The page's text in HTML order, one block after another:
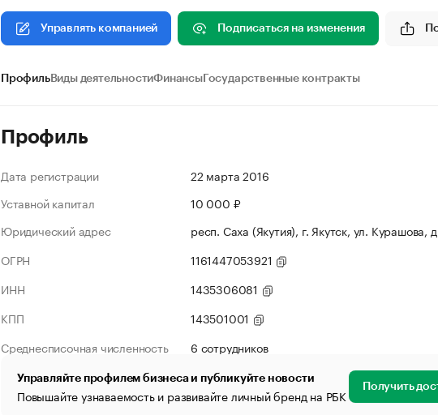
Управлять компанией Подписаться на изменения
ПрофильВиды деятельностиФинансыГосударственные контракты
Профиль
Дата регистрации
22 марта 2016
Уставной капитал
10 000 ₽
Юридический адрес
респ. Саха (Якутия), г. Якутск, ул. Курашова,
ОГРН
1161447053921
ИНН
1435306081
КПП
143501001
Среднесписочная численность
6 сотрудников
Управляйте профилем бизнеса и публикуйте новости
Повышайте узнаваемость и развивайте личный бренд на РБК Получить